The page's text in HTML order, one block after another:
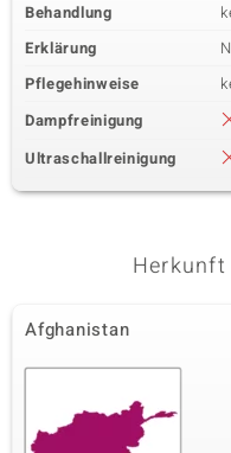
Behandlung
Erklärung
Pflegehinweise
Dampfreinigung
Ultraschallreinigung
Afghanistan